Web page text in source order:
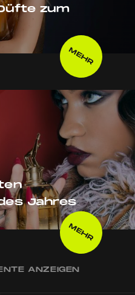
zum
MEHR
Jahres
MEHR
ANZEIGEN